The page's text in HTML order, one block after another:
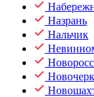
Назрань
Нальчик